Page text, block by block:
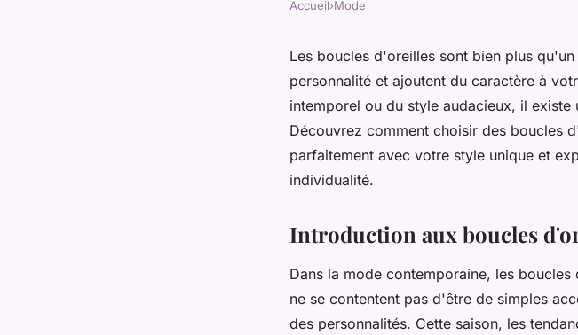
Boucles d'oreilles à la mode :
votre style unique
Accueil›Mode
Les boucles d'oreilles sont bien plus
personnalité et ajoutent du caractère à
intemporel ou du style audacieux, il
Découvrez comment choisir des boucles
parfaitement avec votre style unique et
individualité.
Introduction aux boucles
Dans la mode contemporaine, les
ne se contentent pas d'être de simples
des personnalités. Cette saison, les